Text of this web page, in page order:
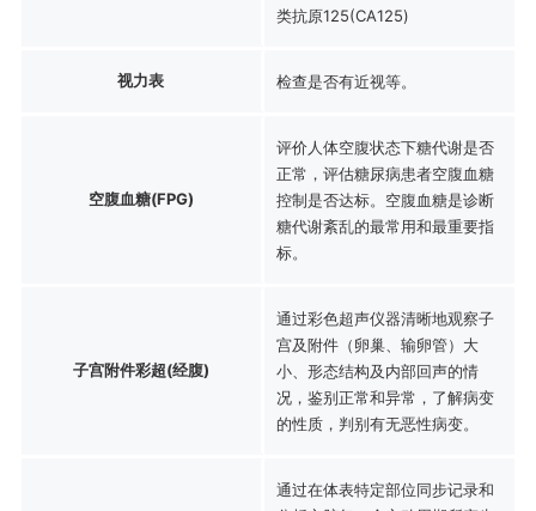
类抗原125(CA125)
视力表 检查是否有近视等。
空腹血糖(FPG)
评价人体空腹状态下糖代谢是否
正常，评估糖尿病患者空腹血糖
控制是否达标。空腹血糖是诊断
糖代谢紊乱的最常用和最重要指
标。
子宫附件彩超(经腹)
通过彩色超声仪器清晰地观察子
宫及附件（卵巢、输卵管）大
小、形态结构及内部回声的情
况，鉴别正常和异常，了解病变
的性质，判别有无恶性病变。
通过在体表特定部位同步记录和